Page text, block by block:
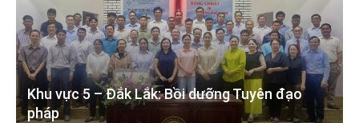
Khu vực 5 – Đắk Lắk: Bồi dưỡng Tuyên đạo
pháp